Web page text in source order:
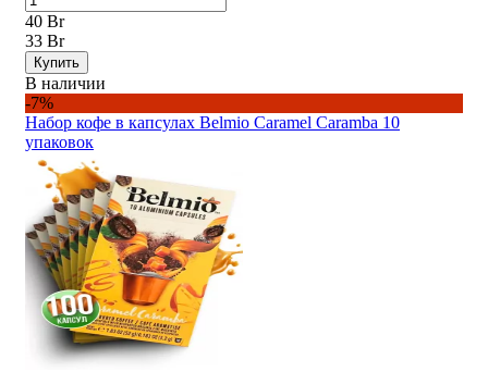
40 Br
33 Br
Купить
В наличии
-7%
Набор кофе в капсулах Belmio Caramel Caramba 10
упаковок